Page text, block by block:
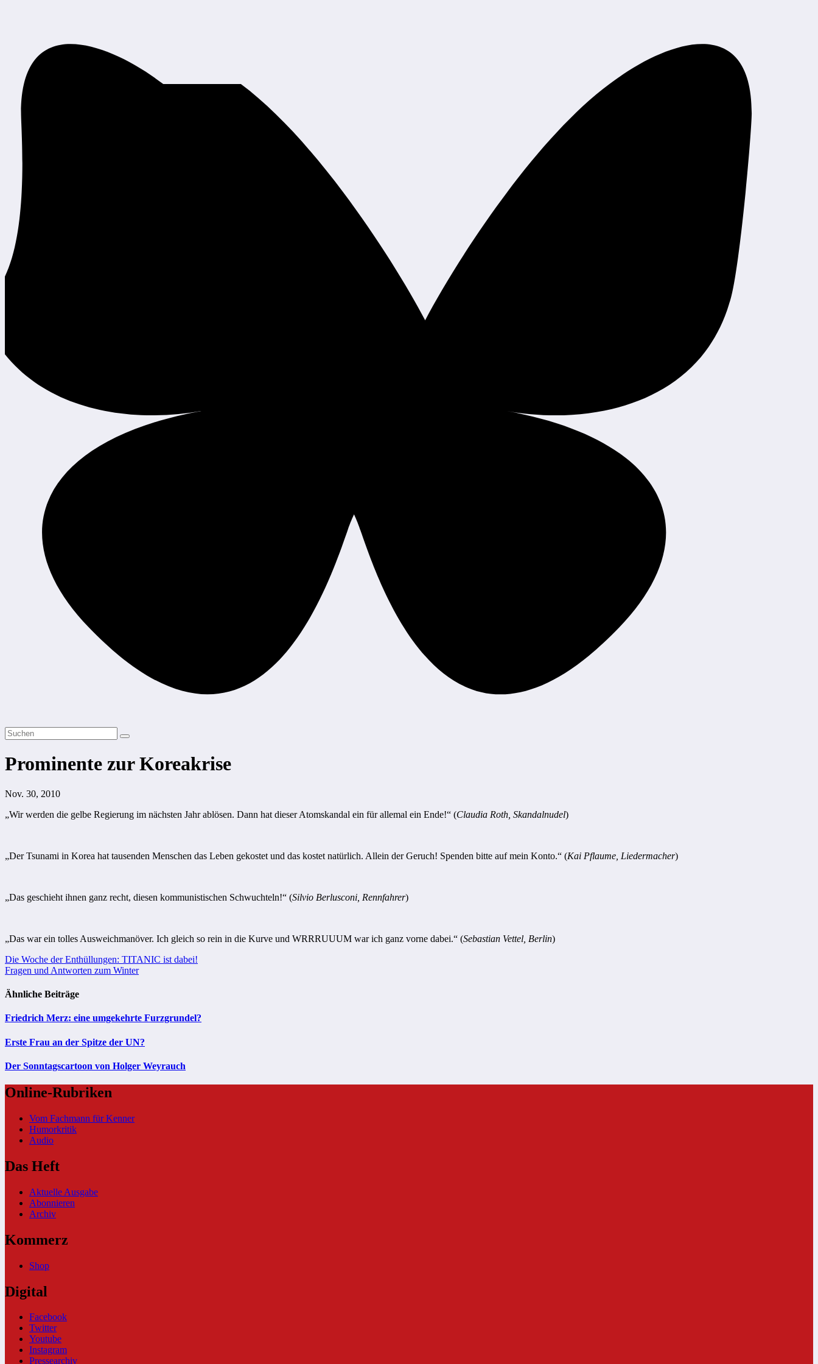
Prominente zur Koreakrise
Nov. 30, 2010
„Wir werden die gelbe Regierung im nächsten Jahr ablösen. Dann hat dieser Atomskandal ein für allemal ein Ende!“ (Claudia Roth, Skandalnudel)
„Der Tsunami in Korea hat tausenden Menschen das Leben gekostet und das kostet natürlich. Allein der Geruch! Spenden bitte auf mein Konto.“ (Kai Pflaume, Liedermacher)
„Das geschieht ihnen ganz recht, diesen kommunistischen Schwuchteln!“ (Silvio Berlusconi, Rennfahrer)
„Das war ein tolles Ausweichmanöver. Ich gleich so rein in die Kurve und WRRRUUUM war ich ganz vorne dabei.“ (Sebastian Vettel, Berlin)
Beitragsnavigation
Die Woche der Enthüllungen: TITANIC ist dabei!
Fragen und Antworten zum Winter
Ähnliche Beiträge
Friedrich Merz: eine umgekehrte Furzgrundel?
Erste Frau an der Spitze der UN?
Der Sonntagscartoon von Holger Weyrauch
Online-Rubriken
Vom Fachmann für Kenner
Humorkritik
Audio
Das Heft
Aktuelle Ausgabe
Abonnieren
Archiv
Kommerz
Shop
Digital
Facebook
Twitter
Youtube
Instagram
Pressearchiv